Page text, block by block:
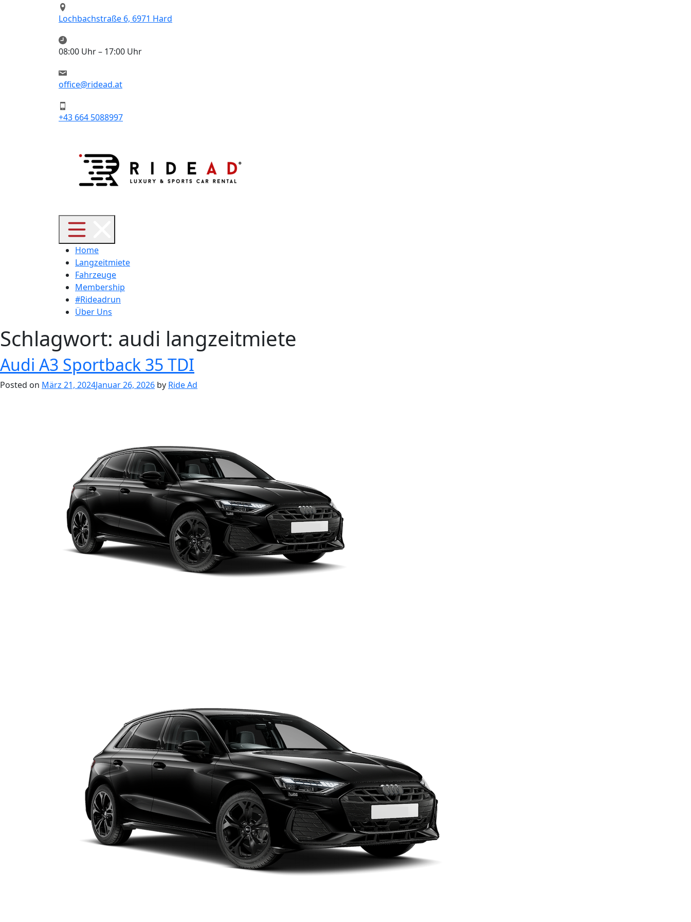
Lochbachstraße 6, 6971 Hard
08:00 Uhr – 17:00 Uhr
office@ridead.at
+43 664 5088997
Home
Langzeitmiete
Fahrzeuge
Membership
#Rideadrun
Über Uns
Schlagwort: audi langzeitmiete
Audi A3 Sportback 35 TDI
Posted on März 21, 2024Januar 26, 2026 by Ride Ad